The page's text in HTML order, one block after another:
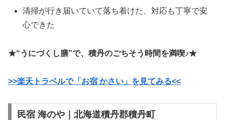
清掃が行き届いていて落ち着けた、対応も丁寧で安
心できた
★“うにづくし膳”で、積丹のごちそう時間を満喫♪★
>>楽天トラベルで「お宿 かさい」を見てみる<<
民宿 海のや｜北海道積丹郡積丹町